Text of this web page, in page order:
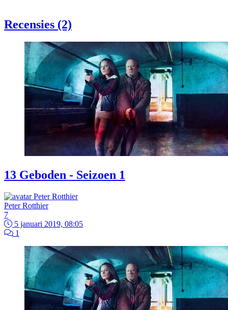
Recensies (2)
13 Geboden - Seizoen 1
Peter Rotthier
7
5 januari 2019, 08:05
1